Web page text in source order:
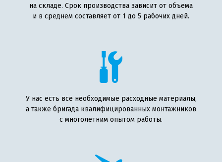
на складе. Срок производства зависит от объема
и в среднем составляет от 1 до 5 рабочих дней.
У нас есть все необходимые расходные материалы,
а также бригада квалифицированных монтажников
с многолетним опытом работы.